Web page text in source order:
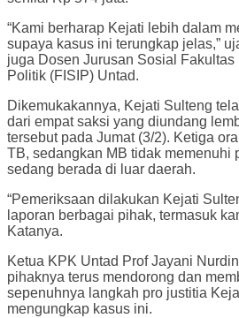
“Kami berharap Kejati lebih dalam
supaya kasus ini terungkap jelas,”
juga Dosen Jurusan Sosial Fakultas
Politik (FISIP) Untad.
Dikemukakannya, Kejati Sulteng
dari empat saksi yang diundang
tersebut pada Jumat (3/2). Ketiga
TB, sedangkan MB tidak memenuhi
sedang berada di luar daerah.
“Pemeriksaan dilakukan Kejati
laporan berbagai pihak, termasuk
Katanya.
Ketua KPK Untad Prof Jayani
pihaknya terus mendorong dan
sepenuhnya langkah pro justitia
mengungkap kasus ini.